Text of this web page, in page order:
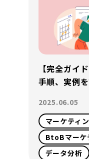
【完全ガイ
手順、実例
2025.06.05
マーケティ
BtoBマーケ
データ分析